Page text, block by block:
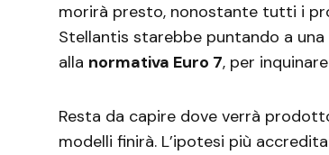
morirà presto, nonostante tutti i
Stellantis starebbe puntando a
alla normativa Euro 7, per
Resta da capire dove verrà
modelli finirà. L’ipotesi più